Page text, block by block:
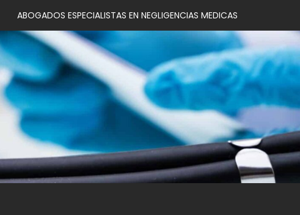
ABOGADOS ESPECIALISTAS EN NEGLIGENCIAS MEDICAS